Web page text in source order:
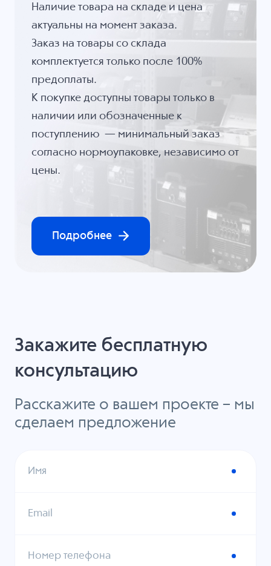
Наличие товара на складе и цена
актуальны на момент заказа.
Заказ на товары со склада
комплектуется только после 100%
предоплаты.
К покупке доступны товары только в
наличии или обозначенные к
поступлению — минимальный заказ
согласно нормоупаковке, независимо от
цены.
Подробнее
Закажите бесплатную
консультацию
Расскажите о вашем проекте – мы
сделаем предложение
Имя
Email
Номер телефона